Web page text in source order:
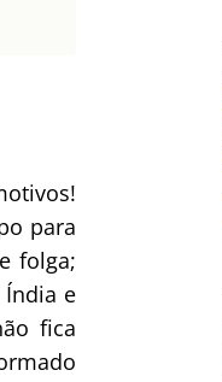
para
folga;
Índia e
fica